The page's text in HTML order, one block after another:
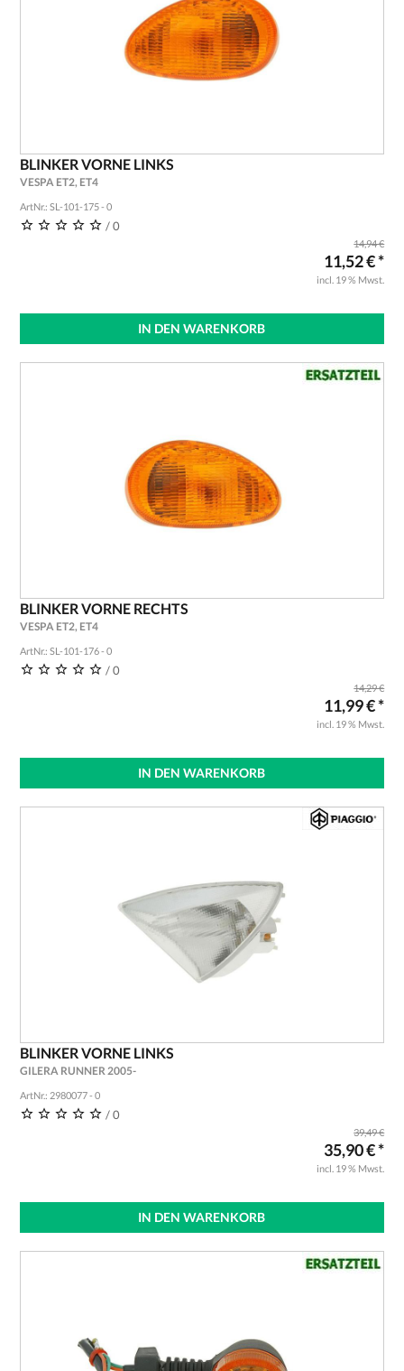
BLINKER VORNE LINKS
VESPA ET2, ET4
ArtNr.: SL-101-175 - 0
/ 0
14,94 €
11,52 € *
incl. 19 % Mwst.
IN DEN WARENKORB
BLINKER VORNE RECHTS
VESPA ET2, ET4
ArtNr.: SL-101-176 - 0
/ 0
14,29 €
11,99 € *
incl. 19 % Mwst.
IN DEN WARENKORB
BLINKER VORNE LINKS
GILERA RUNNER 2005-
ArtNr.: 2980077 - 0
/ 0
39,49 €
35,90 € *
incl. 19 % Mwst.
IN DEN WARENKORB